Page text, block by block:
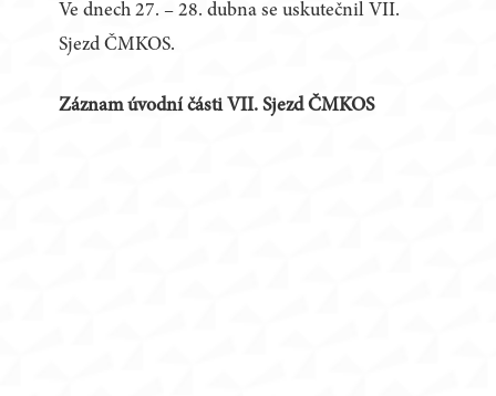
Ve dnech 27. – 28. dubna se uskutečnil VII.
Sjezd ČMKOS.
Záznam úvodní části VII. Sjezd ČMKOS